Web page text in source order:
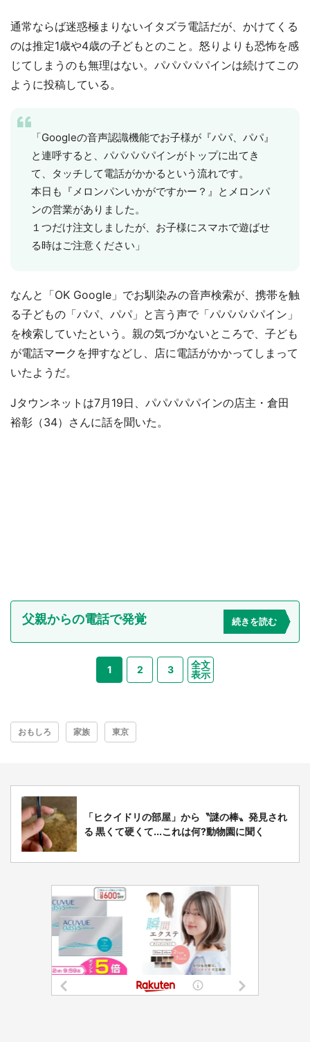
通常ならば迷惑極まりないイタズラ電話だが、かけてくる
のは推定1歳や4歳の子どもとのこと。怒りよりも恐怖を感
じてしまうのも無理はない。パパパパパインは続けてこの
ように投稿している。
「Googleの音声認識機能でお子様が『パパ、パパ』
と連呼すると、パパパパパインがトップに出てき
て、タッチして電話がかかるという流れです。
本日も『メロンパンいかがですかー？』とメロンパ
ンの営業がありました。
１つだけ注文しましたが、お子様にスマホで遊ばせ
る時はご注意ください」
なんと「OK Google」でお馴染みの音声検索が、携帯を触
る子どもの「パパ、パパ」と言う声で「パパパパパイン」
を検索していたという。親の気づかないところで、子ども
が電話マークを押すなどし、店に電話がかかってしまって
いたようだ。
Jタウンネットは7月19日、パパパパパインの店主・倉田
裕彰（34）さんに話を聞いた。
父親からの電話で発覚 続きを読む
1 2 3
全文
表示
おもしろ 家族 東京
「ヒクイドリの部屋」から〝謎の棒〟発見され
る 黒くて硬くて...これは何?動物園に聞く